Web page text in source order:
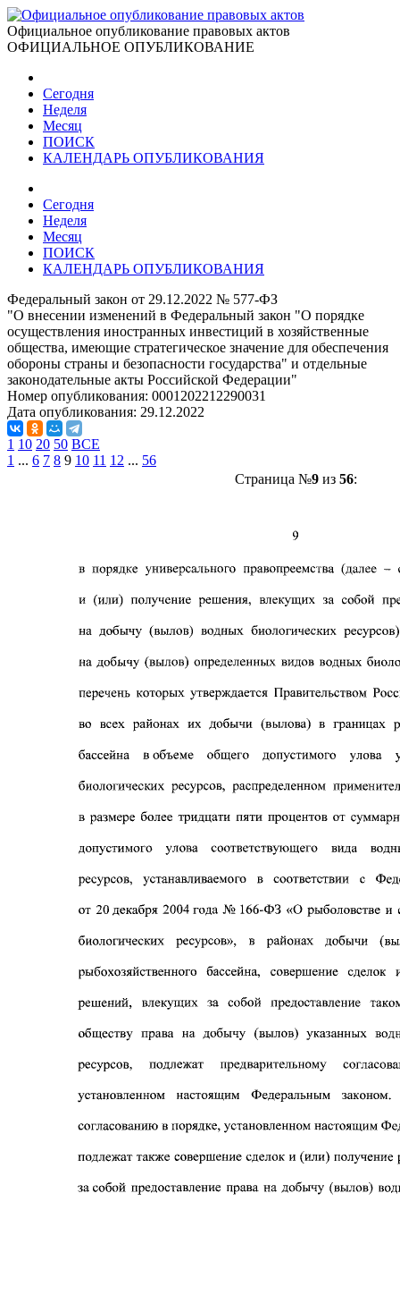
Официальное опубликование правовых актов
ОФИЦИАЛЬНОЕ ОПУБЛИКОВАНИЕ
Сегодня
Неделя
Месяц
ПОИСК
КАЛЕНДАРЬ ОПУБЛИКОВАНИЯ
Сегодня
Неделя
Месяц
ПОИСК
КАЛЕНДАРЬ ОПУБЛИКОВАНИЯ
Федеральный закон от 29.12.2022 № 577-ФЗ
"О внесении изменений в Федеральный закон "О порядке
осуществления иностранных инвестиций в хозяйственные
общества, имеющие стратегическое значение для обеспечения
обороны страны и безопасности государства" и отдельные
законодательные акты Российской Федерации"
Номер опубликования: 0001202212290031
Дата опубликования: 29.12.2022
1 10 20 50 ВСЕ
1 ... 6 7 8 9 10 11 12 ... 56
Страница №9из 56: